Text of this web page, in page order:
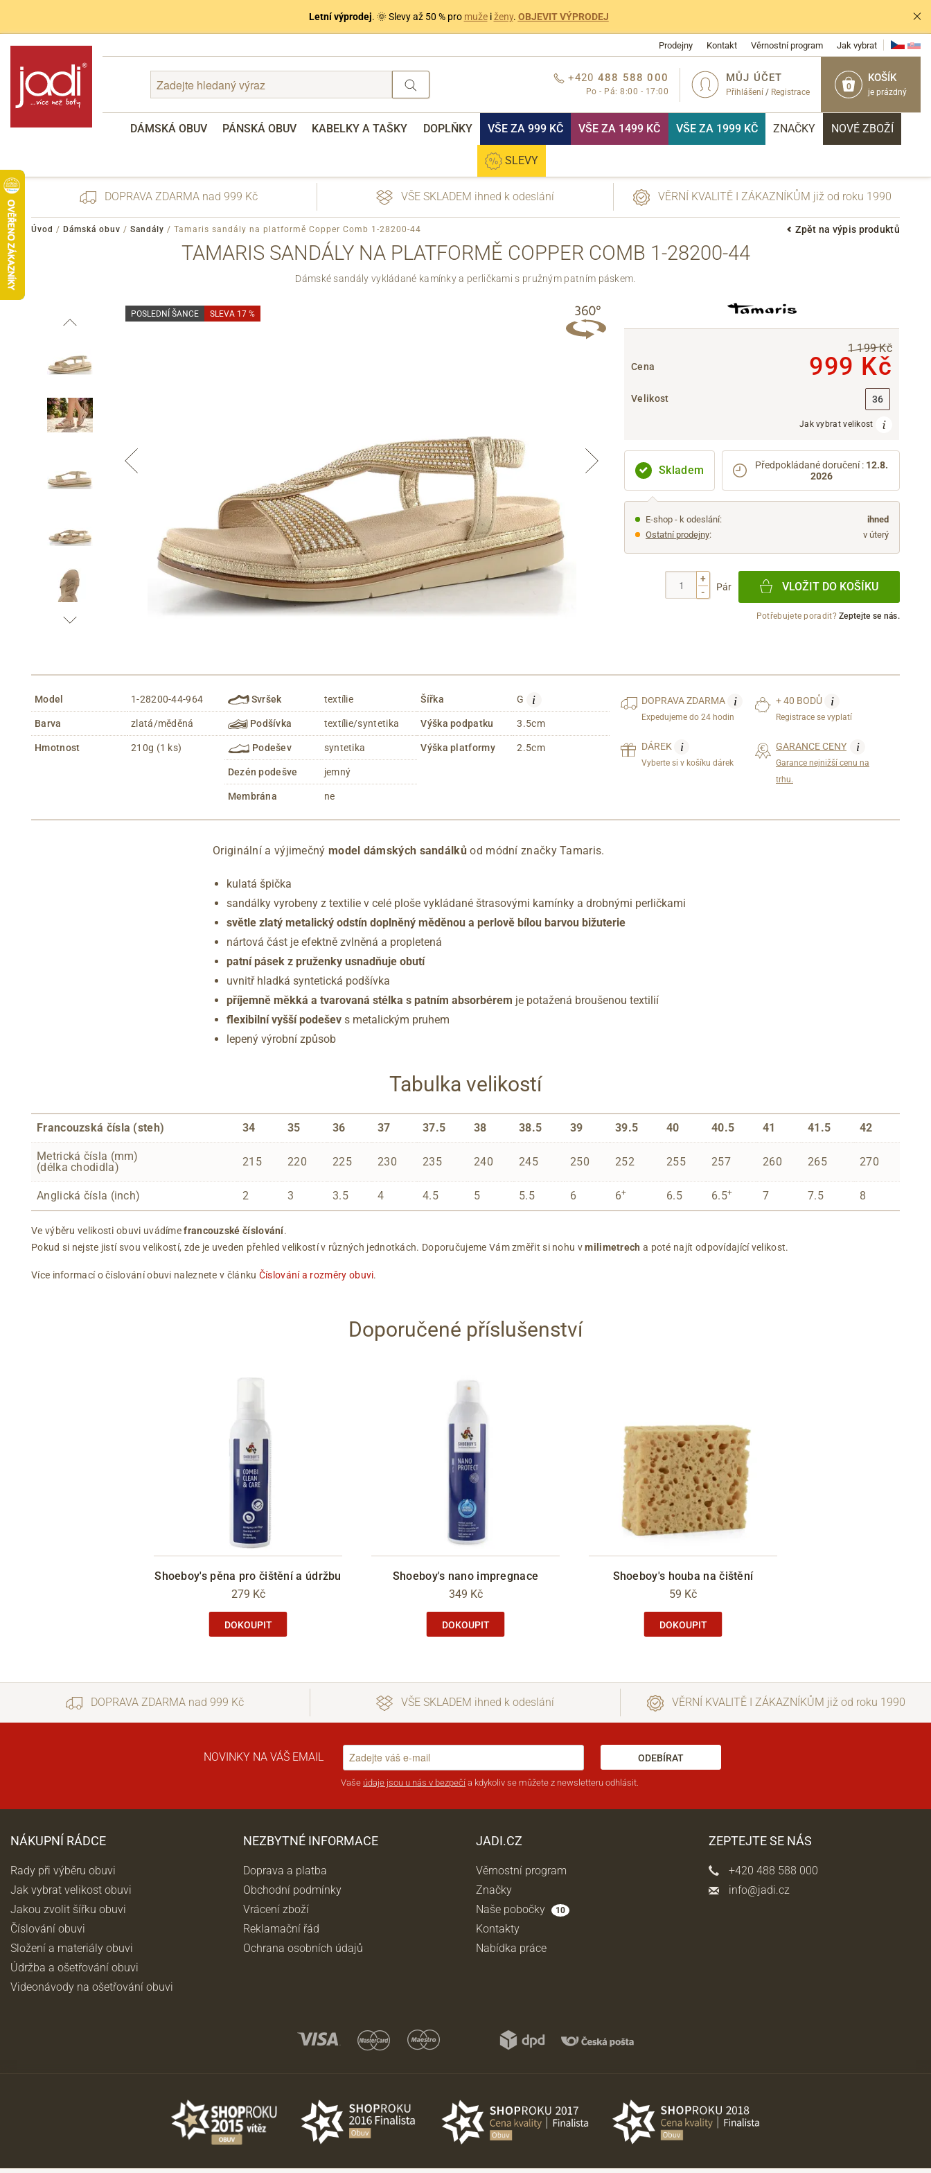
Letní výprodej. 🌞 Slevy až 50 % pro mužeiženy. OBJEVIT VÝPRODEJ
Prodejny Kontakt Věrnostní program Jak vybrat
0
KOŠÍK
je prázdný
MŮJ ÚČET
Přihlášení / Registrace
+420 488 588 000
Po - Pá: 8:00 - 17:00
DÁMSKÁ OBUV PÁNSKÁ OBUV KABELKY A TAŠKY DOPLŇKY VŠE ZA 999 KČ VŠE ZA 1499 KČ VŠE ZA 1999 KČ ZNAČKY NOVÉ ZBOŽÍ
SLEVY
Zapomenuté heslo
Informace o
DOPRAVA ZDARMA nad 999 Kč VŠE SKLADEM ihned k odeslání VĚRNÍ KVALITĚ I ZÁKAZNÍKŮM již od roku 1990
Zpět na výpis produktů
Úvod / Dámská obuv / Sandály / Tamaris sandály na platformě Copper Comb 1-28200-44
TAMARIS SANDÁLY NA PLATFORMĚ COPPER COMB 1-28200-44
Dámské sandály vykládané kamínky a perličkami s pružným patním páskem.
POSLEDNÍ ŠANCE SLEVA 17 %
Cena
1 199 Kč
999 Kč
Velikost 36
Jak vybrat velikost
Skladem Předpokládané doručení : 12.8.
2026
E-shop - k odeslání:
ihned
Ostatní prodejny: v úterý
+
-
Pár VLOŽIT DO KOŠÍKU
Potřebujete poradit?Zeptejte se nás.
Model 1-28200-44-964
Barva zlatá/měděná
Hmotnost 210g (1 ks)
Svršek textílie
Podšívka textílie/syntetika
Podešev syntetika
Dezén podešve jemný
Membrána ne
Šířka G i
Výška podpatku 3.5cm
Výška platformy 2.5cm
DOPRAVAZDARMA i
Expedujeme do 24 hodin
+ 40 BODŮ i
Registrace se vyplatí
DÁREK i
Vyberte si v košíku dárek
GARANCE CENY i
Garance nejnižší cenu na
trhu.
Originální a výjimečný model dámských sandálků od módní značky Tamaris.
kulatá špička
sandálky vyrobeny z textilie v celé ploše vykládané štrasovými kamínky a drobnými perličkami
světle zlatý metalický odstín doplněný měděnou a perlově bílou barvou bižuterie
nártová část je efektně zvlněná a propletená
patní pásek z pruženky usnadňuje obutí
uvnitř hladká syntetická podšívka
příjemně měkká a tvarovaná stélka s patním absorbérem je potažená broušenou textilií
flexibilní vyšší podešev s metalickým pruhem
lepený výrobní způsob
Tabulka velikostí
Francouzská čísla (steh) 34 35 36 37 37.5 38 38.5 39 39.5 40 40.5 41 41.5 42
Metrická čísla (mm)
(délka chodidla)
215 220 225 230 235 240 245 250 252 255 257 260 265 270
Anglická čísla (inch) 2 3 3.5 4 4.5 5 5.5 6 6+ 6.5 6.5+ 7 7.5 8
Ve výběru velikosti obuvi uvádímefrancouzské číslování.
Pokud si nejste jistí svou velikostí, zde je uveden přehled velikostí v různých jednotkách. Doporučujeme Vám změřit si nohu vmilimetrech a poté najít odpovídající velikost.
Více informací o číslování obuvi naleznete v článku Číslování a rozměry obuvi.
Doporučené příslušenství
Shoeboy's pěna pro čištění a údržbu
279 Kč
DOKOUPIT
Shoeboy's nano impregnace
349 Kč
DOKOUPIT
Shoeboy's houba na čištění
59 Kč
DOKOUPIT
DOPRAVA ZDARMA nad 999 Kč VŠE SKLADEM ihned k odeslání VĚRNÍ KVALITĚ I ZÁKAZNÍKŮM již od roku 1990
NOVINKY NA VÁŠ EMAIL ODEBÍRAT
Vaše údaje jsou u nás v bezpečí a kdykoliv se můžete z newsletteru odhlásit.
NÁKUPNÍ RÁDCE
Rady při výběru obuvi
Jak vybrat velikost obuvi
Jakou zvolit šířku obuvi
Číslování obuvi
Složení a materiály obuvi
Údržba a ošetřování obuvi
Videonávody na ošetřování obuvi
NEZBYTNÉ INFORMACE
Doprava a platba
Obchodní podmínky
Vrácení zboží
Reklamační řád
Ochrana osobních údajů
JADI.CZ
Věrnostní program
Značky
Naše pobočky
10
Kontakty
Nabídka práce
ZEPTEJTE SE NÁS
+420 488 588 000
info@jadi.cz